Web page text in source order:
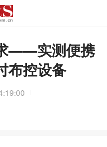
——实测便携
布控设备